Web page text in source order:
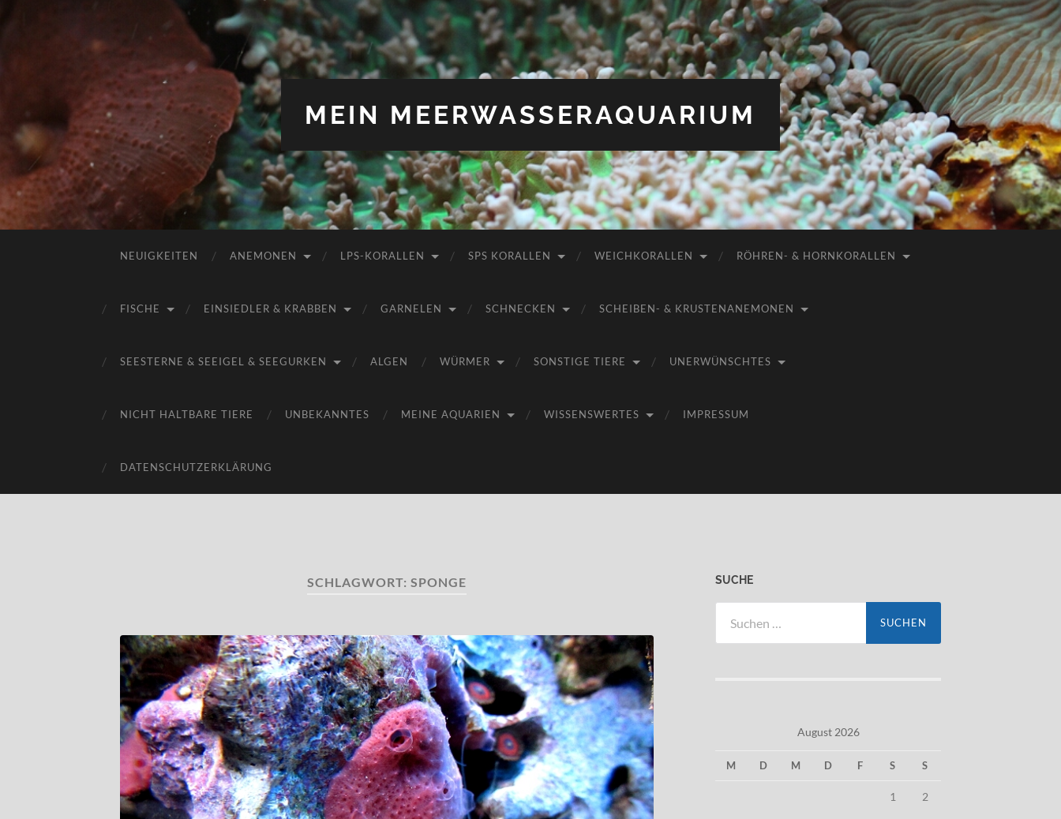
MEIN MEERWASSERAQUARIUM
NEUIGKEITEN ANEMONEN LPS-KORALLEN SPS KORALLEN WEICHKORALLEN RÖHREN- & HORNKORALLEN
FISCHE EINSIEDLER & KRABBEN GARNELEN SCHNECKEN SCHEIBEN- & KRUSTENANEMONEN
SEESTERNE & SEEIGEL & SEEGURKEN ALGEN WÜRMER SONSTIGE TIERE UNERWÜNSCHTES
NICHT HALTBARE TIERE UNBEKANNTES MEINE AQUARIEN WISSENSWERTES IMPRESSUM
DATENSCHUTZERKLÄRUNG
SCHLAGWORT: SPONGE SUCHE
nach:
August 2026
M D M D F S S
1 2